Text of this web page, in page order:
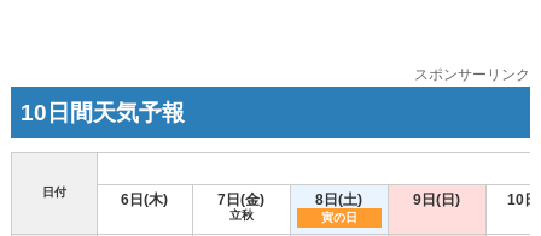
スポンサーリンク
10日間天気予報
日付 6日(木) 7日(金)
立秋
8日(土)
寅の日
9日(日) 10日